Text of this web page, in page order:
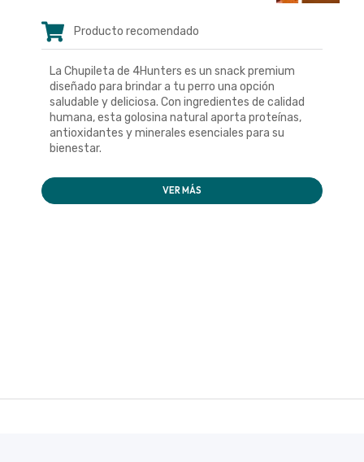
Producto recomendado
La Chupileta de 4Hunters es un snack premium
diseñado para brindar a tu perro una opción
saludable y deliciosa. Con ingredientes de calidad
humana, esta golosina natural aporta proteínas,
antioxidantes y minerales esenciales para su
bienestar.
VER MÁS